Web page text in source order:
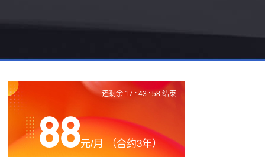
88元/月 （合约3年）
还剩余 17 : 43 :58 结束